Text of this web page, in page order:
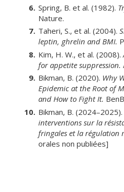
Spring, B. et al. (1982).
Nature.
Taheri, S., et al. (2004).
leptin, ghrelin and BMI.
Kim, H. W., et al. (2008).
for appetite suppression.
Bikman, B. (2020). Why
Epidemic at the Root of
and How to Fight It.
Bikman, B. (2024–2025).
interventions sur la
fringales et la régulation
orales non publiées]